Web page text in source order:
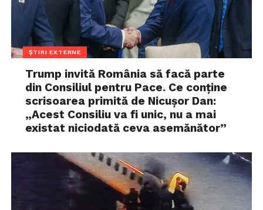
ȘTIRI EXTERNE
Trump invită România să facă parte
din Consiliul pentru Pace. Ce conține
scrisoarea primită de Nicușor Dan:
„Acest Consiliu va fi unic, nu a mai
existat niciodată ceva asemănător”